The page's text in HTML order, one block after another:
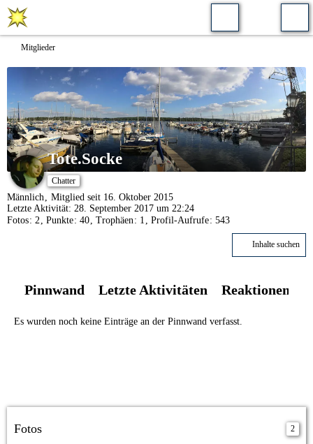
Mitglieder
Tote.Socke
Chatter
Männlich
Mitglied seit 16. Oktober 2015
Letzte Aktivität: 28. September 2017 um 22:24
Fotos
2 Punkte 40 Trophäen 1 Profil-Aufrufe 543
Inhalte suchen
Pinnwand Letzte Aktivitäten Reaktionen
Es wurden noch keine Einträge an der Pinnwand verfasst.
Fotos 2